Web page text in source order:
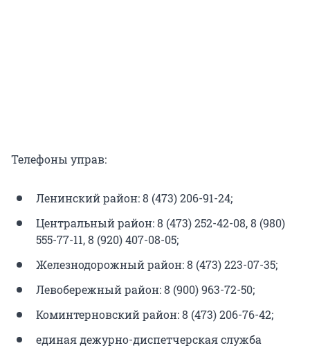
Телефоны управ:
Ленинский район: 8 (473) 206-91-24;
Центральный район: 8 (473) 252-42-08, 8 (980)
555-77-11, 8 (920) 407-08-05;
Железнодорожный район: 8 (473) 223-07-35;
Левобережный район: 8 (900) 963-72-50;
Коминтерновский район: 8 (473) 206-76-42;
единая дежурно-диспетчерская служба